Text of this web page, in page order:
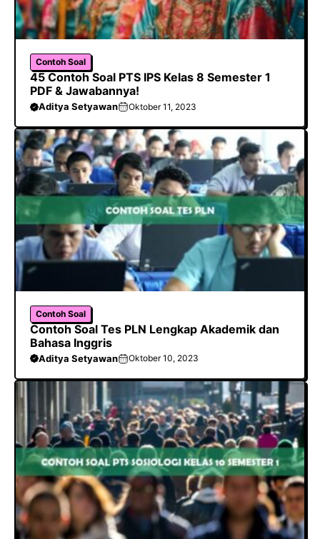
Contoh Soal
45 Contoh Soal PTS IPS Kelas 8 Semester 1
PDF & Jawabannya!
Aditya Setyawan Oktober 11, 2023
Contoh Soal
Contoh Soal Tes PLN Lengkap Akademik dan
Bahasa Inggris
Aditya Setyawan Oktober 10, 2023